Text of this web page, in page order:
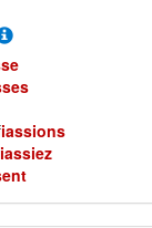
iassions
iassiez